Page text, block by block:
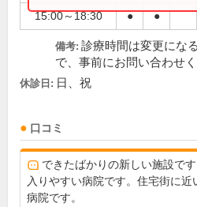
15:00～18:30 ● ●
備考: 診療時間は変更にな
で、事前にお問い合わせく
休診日: 日、祝
口コミ
できたばかりの新しい施設で
入りやすい病院です。住宅街に
病院です。